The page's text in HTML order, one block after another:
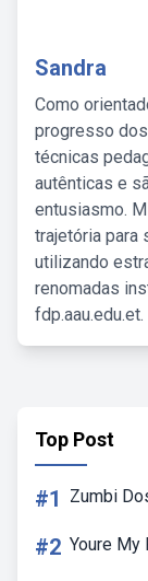
Sandra
Como
progresso
técnicas
autênticas e
entusiasmo.
trajetória para
utilizando
renomadas
fdp.aau.edu.et.
Top Post
#1 Zumbi
#2 Youre My